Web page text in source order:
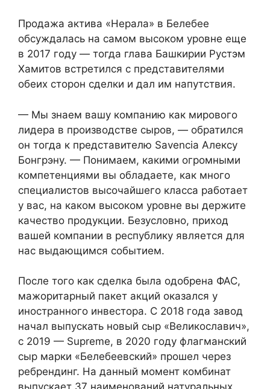
Продажа актива «Нерала» в Белебее
обсуждалась на самом высоком уровне еще
в 2017 году — тогда глава Башкирии Рустэм
Хамитов встретился с представителями
обеих сторон сделки и дал им напутствия.
— Мы знаем вашу компанию как мирового
лидера в производстве сыров, — обратился
он тогда к представителю Savencia Алексу
Бонгрэну. — Понимаем, какими огромными
компетенциями вы обладаете, как много
специалистов высочайшего класса работает
у вас, на каком высоком уровне вы держите
качество продукции. Безусловно, приход
вашей компании в республику является для
нас выдающимся событием.
После того как сделка была одобрена ФАС,
мажоритарный пакет акций оказался у
иностранного инвестора. С 2018 года завод
начал выпускать новый сыр «Великославич»,
с 2019 — Supreme, в 2020 году флагманский
сыр марки «Белебеевский» прошел через
ребрендинг. На данный момент комбинат